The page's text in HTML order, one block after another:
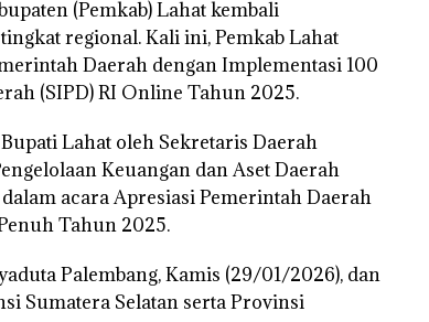
(Pemkab) Lahat kembali
regional. Kali ini, Pemkab Lahat
Daerah dengan Implementasi 100
(SIPD) RI Online Tahun 2025.
Lahat oleh Sekretaris Daerah
Keuangan dan Aset Daerah
dalam acara Apresiasi Pemerintah Daerah
Tahun 2025.
Palembang, Kamis (29/01/2026), dan
Sumatera Selatan serta Provinsi